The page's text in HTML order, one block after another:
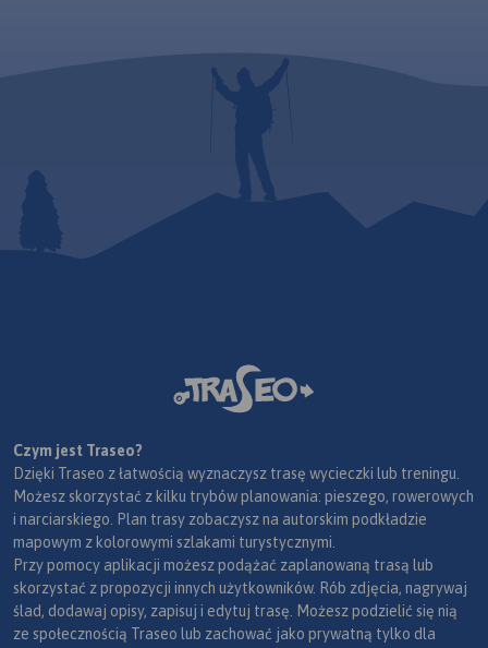
Czym jest Traseo?
Dzięki Traseo z łatwością wyznaczysz trasę wycieczki lub treningu.
Możesz skorzystać z kilku trybów planowania: pieszego, rowerowych
i narciarskiego. Plan trasy zobaczysz na autorskim podkładzie
mapowym z kolorowymi szlakami turystycznymi.
Przy pomocy aplikacji możesz podążać zaplanowaną trasą lub
skorzystać z propozycji innych użytkowników. Rób zdjęcia, nagrywaj
ślad, dodawaj opisy, zapisuj i edytuj trasę. Możesz podzielić się nią
ze społecznością Traseo lub zachować jako prywatną tylko dla